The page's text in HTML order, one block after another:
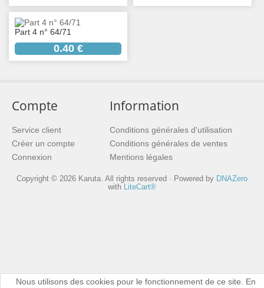
Part 4 n° 64/71
0.40 €
Nous utilisons des cookies pour le fonctionnement de ce site. En
Compte
Service client
Créer un compte
Connexion
Information
Conditions générales d'utilisation
Conditions générales de ventes
Mentions légales
Copyright © 2026 Karuta. All rights reserved · Powered by DNAZero
with
LiteCart®